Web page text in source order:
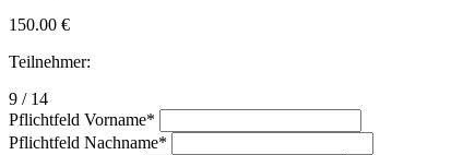
150.00 €
Teilnehmer:
9 / 14
Pflichtfeld Vorname*
Pflichtfeld Nachname*